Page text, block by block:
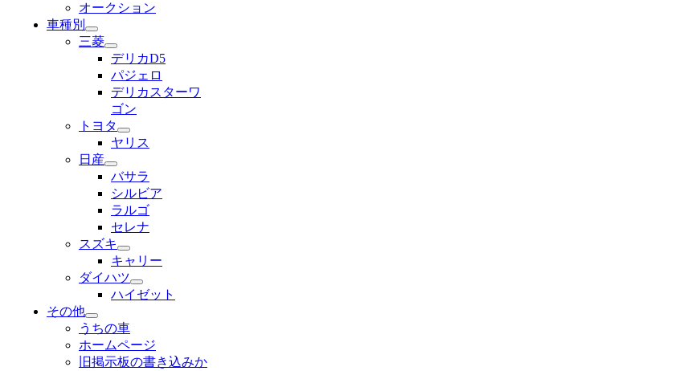
オークション
車種別
三菱
デリカD5
パジェロ
デリカスターワ
ゴン
トヨタ
ヤリス
日産
バサラ
シルビア
ラルゴ
セレナ
スズキ
キャリー
ダイハツ
ハイゼット
その他
うちの車
ホームページ
旧掲示板の書き込みか